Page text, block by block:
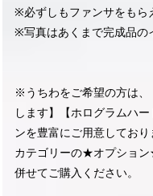
※必ずしもファンサをもら
※写真はあくまで完成品の
※うちわをご希望の方は、
します】【ホログラムハ
ンを豊富にご用意しており
カテゴリーの★オプショ
併せてご購入ください。